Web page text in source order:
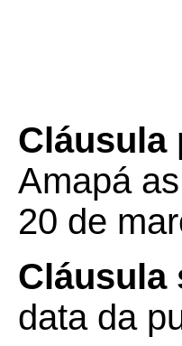
Cláusula
Amapá
20 de
Cláusula
data da